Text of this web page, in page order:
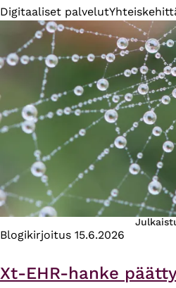
Digitaaliset palvelut
Blogikirjoitus 15.6.2026
Xt-EHR-hanke